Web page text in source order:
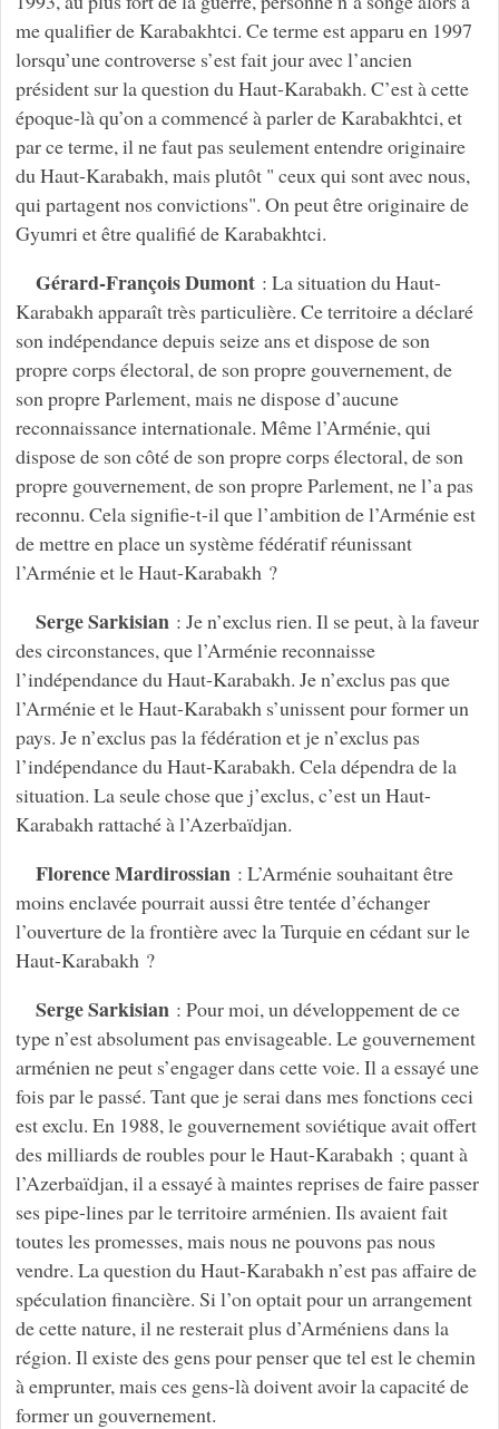
me qualifier de Karabakhtci. Ce terme est apparu en 1997
lorsqu’une controverse s’est fait jour avec l’ancien
président sur la question du Haut-Karabakh. C’est à cette
époque-là qu’on a commencé à parler de Karabakhtci, et
par ce terme, il ne faut pas seulement entendre originaire
du Haut-Karabakh, mais plutôt " ceux qui sont avec nous,
qui partagent nos convictions". On peut être originaire de
Gyumri et être qualifié de Karabakhtci.
Gérard-François Dumont: La situation du Haut-
Karabakh apparaît très particulière. Ce territoire a déclaré
son indépendance depuis seize ans et dispose de son
propre corps électoral, de son propre gouvernement, de
son propre Parlement, mais ne dispose d’aucune
reconnaissance internationale. Même l’Arménie, qui
dispose de son côté de son propre corps électoral, de son
propre gouvernement, de son propre Parlement, ne l’a pas
reconnu. Cela signifie-t-il que l’ambition de l’Arménie est
de mettre en place un système fédératif réunissant
l’Arménie et le Haut-Karabakh ?
Serge Sarkisian : Je n’exclus rien. Il se peut, à la faveur
des circonstances, que l’Arménie reconnaisse
l’indépendance du Haut-Karabakh. Je n’exclus pas que
l’Arménie et le Haut-Karabakh s’unissent pour former un
pays. Je n’exclus pas la fédération et je n’exclus pas
l’indépendance du Haut-Karabakh. Cela dépendra de la
situation. La seule chose que j’exclus, c’est un Haut-
Karabakh rattaché à l’Azerbaïdjan.
Florence Mardirossian : L’Arménie souhaitant être
moins enclavée pourrait aussi être tentée d’échanger
l’ouverture de la frontière avec la Turquie en cédant sur le
Haut-Karabakh ?
Serge Sarkisian : Pour moi, un développement de ce
type n’est absolument pas envisageable. Le gouvernement
arménien ne peut s’engager dans cette voie. Il a essayé une
fois par le passé. Tant que je serai dans mes fonctions ceci
est exclu. En 1988, le gouvernement soviétique avait offert
des milliards de roubles pour le Haut-Karabakh ; quant à
l’Azerbaïdjan, il a essayé à maintes reprises de faire passer
ses pipe-lines par le territoire arménien. Ils avaient fait
toutes les promesses, mais nous ne pouvons pas nous
vendre. La question du Haut-Karabakh n’est pas affaire de
spéculation financière. Si l’on optait pour un arrangement
de cette nature, il ne resterait plus d’Arméniens dans la
région. Il existe des gens pour penser que tel est le chemin
à emprunter, mais ces gens-là doivent avoir la capacité de
former un gouvernement.